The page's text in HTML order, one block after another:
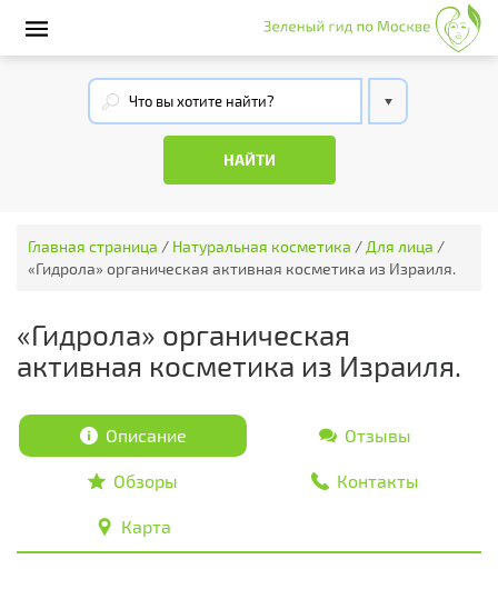
Главная страница / Натуральная косметика / Для лица /
«Гидрола» органическая активная косметика из Израиля.
«Гидрола» органическая
активная косметика из Израиля.
Описание Отзывы
Обзоры Контакты
Карта